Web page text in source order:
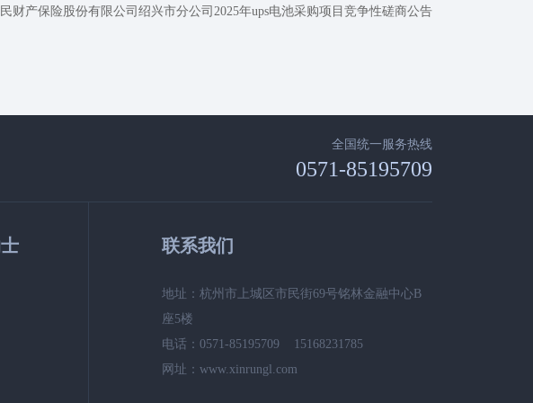
财产保险股份有限公司绍兴市分公司2025年ups电池采购项目竞争性磋商公告
全国统一服务热线
0571-85195709
联系我们
地址：杭州市上城区市民街69号铭林金融中心B
座5楼
电话：0571-85195709 15168231785
网址：www.xinrungl.com